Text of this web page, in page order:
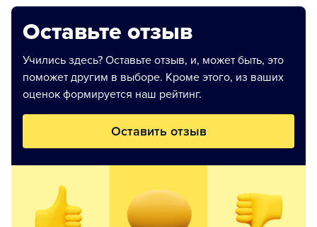
Оставьте отзыв
Учились здесь? Оставьте отзыв, и, может быть, это
поможет другим в выборе. Кроме этого, из ваших
оценок формируется наш рейтинг.
Оставить отзыв